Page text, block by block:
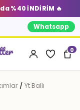
%40 İNDİRİM 🔥
Whatsapp
0
/ Yt Ballı